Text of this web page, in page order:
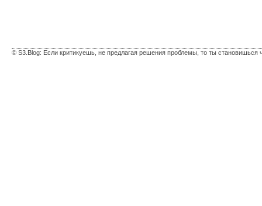
© S3.Blog: Если критикуешь, не предлагая решения проблемы, то ты становишься